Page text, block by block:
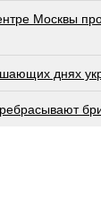
Москвы
днях